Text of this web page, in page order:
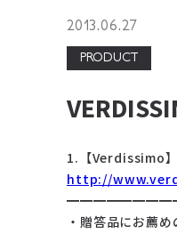
2013.06.27
PRODUCT
1.【Verdissimo】
http://
・贈答品にお薦め